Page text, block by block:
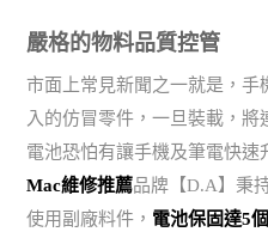
嚴格的物料品質控管
市面上常見新聞之一就是，
入的仿冒零件，一旦裝載，
電池恐怕有讓手機及筆電快速
Mac維修推薦品牌【D.A】秉
使用副廠料件， 電池保固達5